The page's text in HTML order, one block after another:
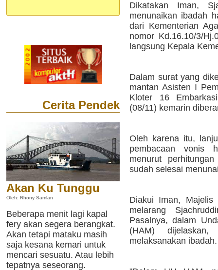
Cerita Pendek
Akan Ku Tunggu
Oleh: Rhony Samlan
Beberapa menit lagi kapal
fery akan segera berangkat.
Akan tetapi mataku masih
saja kesana kemari untuk
mencari sesuatu. Atau lebih
tepatnya seseorang.
Dikatakan Iman,
menunaikan ibadah
dari Kementerian
nomor Kd.16.10/3/
langsung Kepala
Dalam surat yang
mantan Asisten I
Kloter 16
(08/11) kemarin
Oleh karena itu,
pembacaan vonis
menurut
sudah selesai
Diakui Iman,
melarang
Pasalnya, dalam
(HAM)
melaksanakan ibadah.